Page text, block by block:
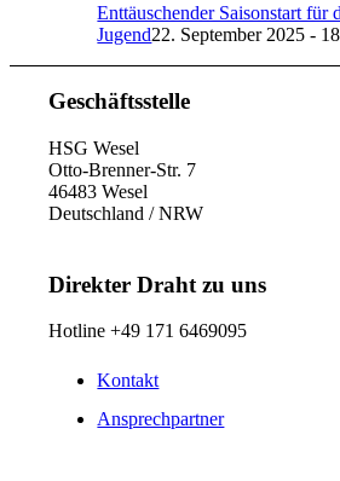
Enttäuschender Saisonstart für
Jugend22. September 2025 -
Geschäftsstelle
HSG Wesel
Otto-Brenner-Str. 7
46483 Wesel
Deutschland / NRW
Direkter Draht zu uns
Hotline +49 171 6469095
Kontakt
Ansprechpartner